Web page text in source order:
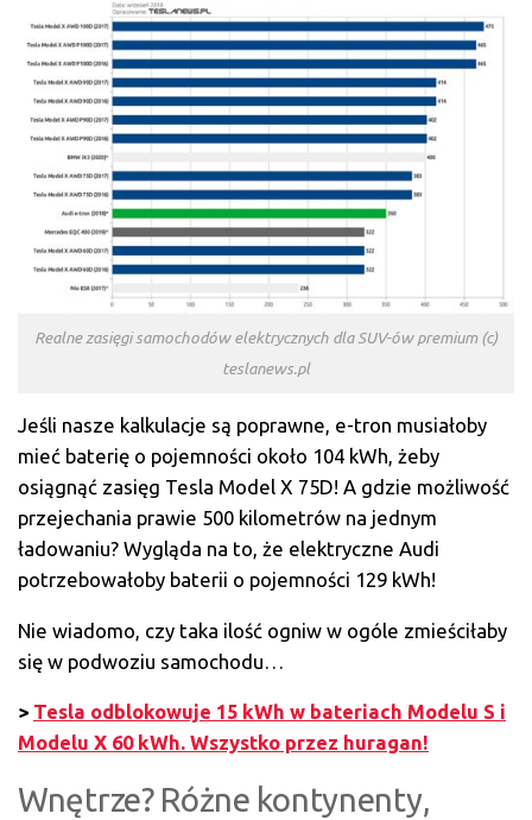
Realne zasięgi samochodów elektrycznych dla SUV-ów premium (c)
teslanews.pl
Jeśli nasze kalkulacje są poprawne, e-tron musiałoby
mieć baterię o pojemności około 104 kWh, żeby
osiągnąć zasięg Tesla Model X 75D! A gdzie możliwość
przejechania prawie 500 kilometrów na jednym
ładowaniu? Wygląda na to, że elektryczne Audi
potrzebowałoby baterii o pojemności 129 kWh!
Nie wiadomo, czy taka ilość ogniw w ogóle zmieściłaby
się w podwoziu samochodu…
> Tesla odblokowuje 15 kWh w bateriach Modelu S i
Modelu X 60 kWh. Wszystko przez huragan!
Wnętrze? Różne kontynenty,